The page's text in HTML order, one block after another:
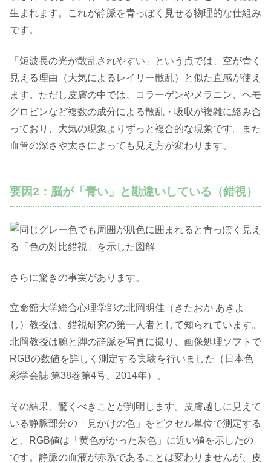
生まれます。これが静脈を青っぽく見せる物理的な仕組み
です。
「短波長の光が散乱されやすい」という点では、空が青く
見える理由（大気によるレイリー散乱）と似た直感が使え
ます。ただし皮膚の中では、コラーゲンやメラニン、ヘモ
グロビンなど複数の成分による散乱・吸収が複雑に絡み合
っており、大気の現象よりずっと複合的な現象です。また
血管の深さや太さによっても見え方が変わります。
要因2：脳が「青い」と勘違いしている（錯視）
さらに驚きの事実があります。
立命館大学総合心理学部の北岡明佳（きたおか あきよ
し）教授は、錯視研究の第一人者として知られています。
北岡教授は腕と脚の静脈を写真に撮り、画像処理ソフトで
RGBの数値を詳しく測定する実験を行いました（日本色
彩学会誌 第38巻第4号、2014年）。
その結果、驚くべきことが判明します。皮膚越しに見えて
いる静脈部分の「見かけの色」をピクセル単位で測定する
と、RGB値は「黄色がかった灰色」に近い値を示したの
です。静脈の血液が赤系であることは変わりませんが、皮